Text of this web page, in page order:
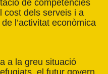
de competències
cost dels serveis i a
l’activitat econòmica
a la greu situació